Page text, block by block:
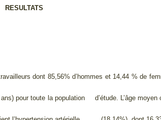
RESULTATS
dont 85,56% d’hommes et 14,44 % de
pour toute la population d’étude. L’âge